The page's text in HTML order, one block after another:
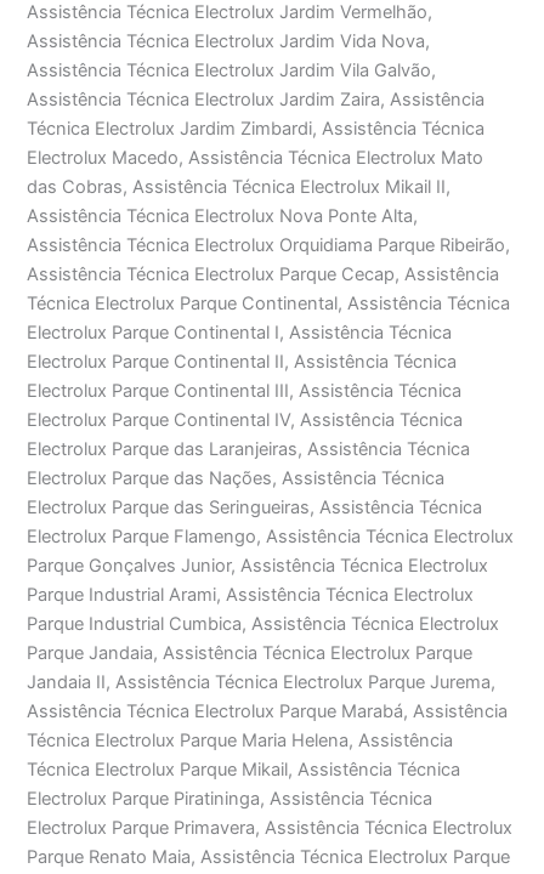
Assistência Técnica Electrolux Jardim Vermelhão,
Assistência Técnica Electrolux Jardim Vida Nova,
Assistência Técnica Electrolux Jardim Vila Galvão,
Assistência Técnica Electrolux Jardim Zaira, Assistência
Técnica Electrolux Jardim Zimbardi, Assistência Técnica
Electrolux Macedo, Assistência Técnica Electrolux Mato
das Cobras, Assistência Técnica Electrolux Mikail II,
Assistência Técnica Electrolux Nova Ponte Alta,
Assistência Técnica Electrolux Orquidiama Parque Ribeirão,
Assistência Técnica Electrolux Parque Cecap, Assistência
Técnica Electrolux Parque Continental, Assistência Técnica
Electrolux Parque Continental I, Assistência Técnica
Electrolux Parque Continental II, Assistência Técnica
Electrolux Parque Continental III, Assistência Técnica
Electrolux Parque Continental IV, Assistência Técnica
Electrolux Parque das Laranjeiras, Assistência Técnica
Electrolux Parque das Nações, Assistência Técnica
Electrolux Parque das Seringueiras, Assistência Técnica
Electrolux Parque Flamengo, Assistência Técnica Electrolux
Parque Gonçalves Junior, Assistência Técnica Electrolux
Parque Industrial Arami, Assistência Técnica Electrolux
Parque Industrial Cumbica, Assistência Técnica Electrolux
Parque Jandaia, Assistência Técnica Electrolux Parque
Jandaia II, Assistência Técnica Electrolux Parque Jurema,
Assistência Técnica Electrolux Parque Marabá, Assistência
Técnica Electrolux Parque Maria Helena, Assistência
Técnica Electrolux Parque Mikail, Assistência Técnica
Electrolux Parque Piratininga, Assistência Técnica
Electrolux Parque Primavera, Assistência Técnica Electrolux
Parque Renato Maia, Assistência Técnica Electrolux Parque